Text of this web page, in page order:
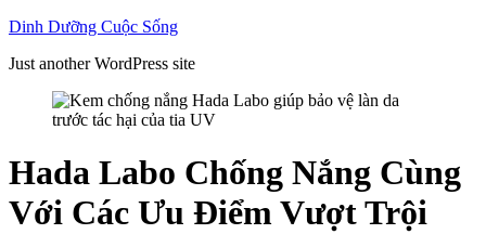
Skip
content
Dinh Dưỡng Cuộc Sống
Just another WordPress site
Hada Labo Chống Nắng Cùng
Với Các Ưu Điểm Vượt Trội